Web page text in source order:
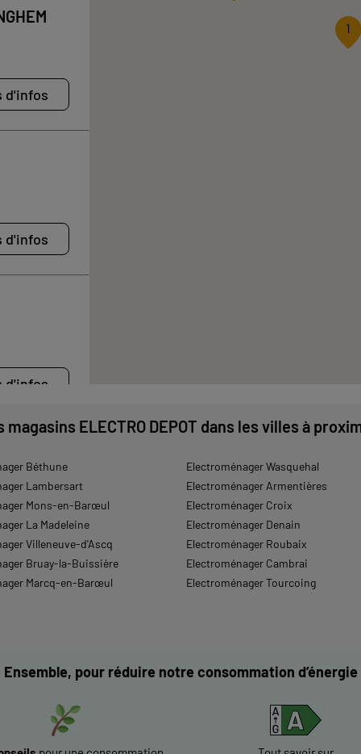
d'infos
d'infos
d'infos
d'infos
d'infos
1
magasins ELECTRO DEPOT dans les villes à
Béthune
Lambersart
Mons-en-Barœul
La Madeleine
Villeneuve-d'Ascq
Bruay-la-Buissière
Marcq-en-Barœul
Electroménager Wasquehal
Electroménager Armentières
Electroménager Croix
Electroménager Denain
Electroménager Roubaix
Electroménager Cambrai
Electroménager Tourcoing
Ensemble, pour réduire notre consommation d’énergie